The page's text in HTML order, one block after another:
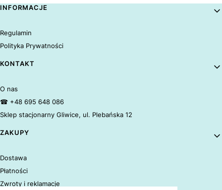
Linki w stopce
INFORMACJE
Regulamin
Polityka Prywatności
KONTAKT
O nas
☎ +48 695 648 086
Sklep stacjonarny Gliwice, ul. Plebańska 12
ZAKUPY
Dostawa
Płatności
Zwroty i reklamacje